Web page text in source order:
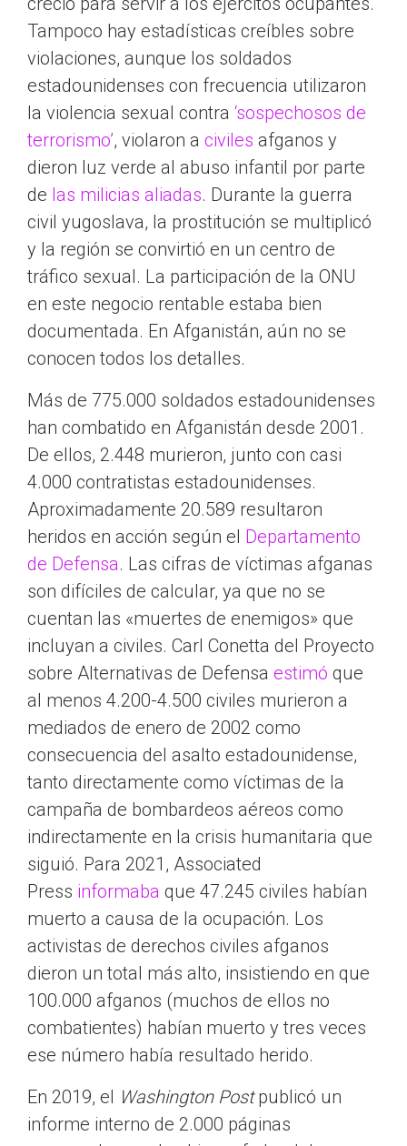
Tampoco hay estadísticas creíbles sobre
violaciones, aunque los soldados
estadounidenses con frecuencia utilizaron
la violencia sexual contra ‘sospechosos de
terrorismo’, violaron a civiles afganos y
dieron luz verde al abuso infantil por parte
de las milicias aliadas. Durante la guerra
civil yugoslava, la prostitución se multiplicó
y la región se convirtió en un centro de
tráfico sexual. La participación de la ONU
en este negocio rentable estaba bien
documentada. En Afganistán, aún no se
conocen todos los detalles.
Más de 775.000 soldados estadounidenses
han combatido en Afganistán desde 2001.
De ellos, 2.448 murieron, junto con casi
4.000 contratistas estadounidenses.
Aproximadamente 20.589 resultaron
heridos en acción según el Departamento
de Defensa. Las cifras de víctimas afganas
son difíciles de calcular, ya que no se
cuentan las «muertes de enemigos» que
incluyan a civiles. Carl Conetta del Proyecto
sobre Alternativas de Defensa estimó que
al menos 4.200-4.500 civiles murieron a
mediados de enero de 2002 como
consecuencia del asalto estadounidense,
tanto directamente como víctimas de la
campaña de bombardeos aéreos como
indirectamente en la crisis humanitaria que
siguió. Para 2021, Associated
Press informaba que 47.245 civiles habían
muerto a causa de la ocupación. Los
activistas de derechos civiles afganos
dieron un total más alto, insistiendo en que
100.000 afganos (muchos de ellos no
combatientes) habían muerto y tres veces
ese número había resultado herido.
En 2019, el Washington Postpublicó un
informe interno de 2.000 páginas